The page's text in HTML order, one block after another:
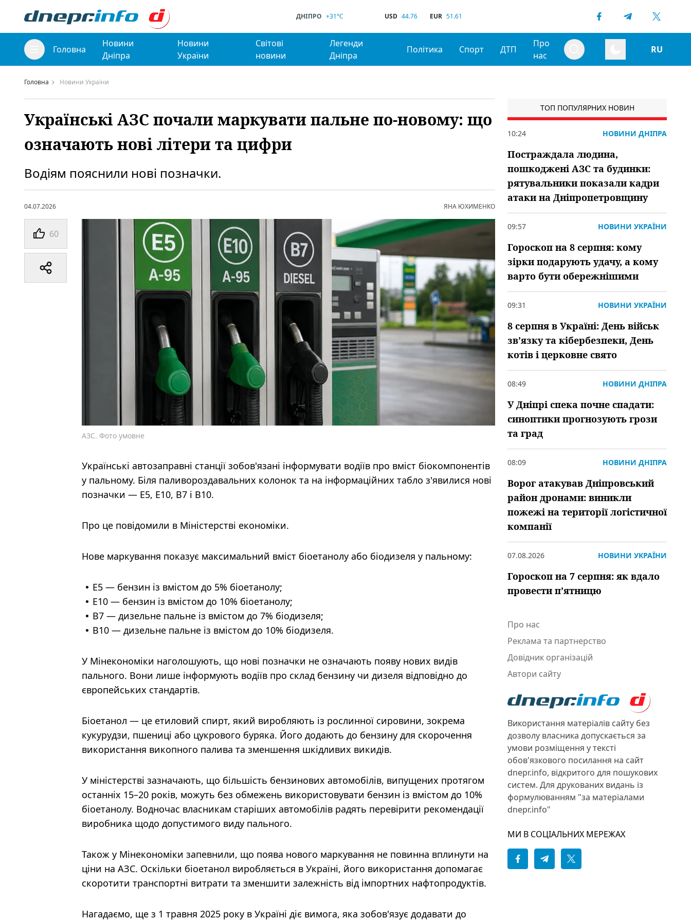
ДНІПРО +31°C USD 44.76 EUR 51.61
Головна
Новини
Дніпра
Новини
України
Світові
новини
Легенди
Дніпра
Політика Спорт ДТП
Про
нас
RU
Головна Новини України
Українські АЗС почали маркувати пальне по-новому: що
означають нові літери та цифри
Водіям пояснили нові позначки.
04.07.2026 ЯНА ЮХИМЕНКО
60
АЗС. Фото умовне
Українські автозаправні станції зобов'язані інформувати водіїв про вміст біокомпонентів
у пальному. Біля паливороздавальних колонок та на інформаційних табло з'явилися нові
позначки — E5, E10, B7 і B10.
Про це повідомили в Міністерстві економіки.
Нове маркування показує максимальний вміст біоетанолу або біодизеля у пальному:
E5 — бензин із вмістом до 5% біоетанолу;
E10 — бензин із вмістом до 10% біоетанолу;
B7 — дизельне пальне із вмістом до 7% біодизеля;
B10 — дизельне пальне із вмістом до 10% біодизеля.
У Мінекономіки наголошують, що нові позначки не означають появу нових видів
пального. Вони лише інформують водіїв про склад бензину чи дизеля відповідно до
європейських стандартів.
Біоетанол — це етиловий спирт, який виробляють із рослинної сировини, зокрема
кукурудзи, пшениці або цукрового буряка. Його додають до бензину для скорочення
використання викопного палива та зменшення шкідливих викидів.
У міністерстві зазначають, що більшість бензинових автомобілів, випущених протягом
останніх 15–20 років, можуть без обмежень використовувати бензин із вмістом до 10%
біоетанолу. Водночас власникам старіших автомобілів радять перевірити рекомендації
виробника щодо допустимого виду пального.
Також у Мінекономіки запевнили, що поява нового маркування не повинна вплинути на
ціни на АЗС. Оскільки біоетанол виробляється в Україні, його використання допомагає
скоротити транспортні витрати та зменшити залежність від імпортних нафтопродуктів.
Нагадаємо, ще з 1 травня 2025 року в Україні діє вимога, яка зобов'язує додавати до
ТОП ПОПУЛЯРНИХ НОВИН
10:24 НОВИНИ ДНІПРА
Постраждала людина,
пошкоджені АЗС та будинки:
рятувальники показали кадри
атаки на Дніпропетровщину
09:57 НОВИНИ УКРАЇНИ
Гороскоп на 8 серпня: кому
зірки подарують удачу, а кому
варто бути обережнішими
09:31 НОВИНИ УКРАЇНИ
8 серпня в Україні: День військ
зв’язку та кібербезпеки, День
котів і церковне свято
08:49 НОВИНИ ДНІПРА
У Дніпрі спека почне спадати:
синоптики прогнозують грози
та град
08:09 НОВИНИ ДНІПРА
Ворог атакував Дніпровський
район дронами: виникли
пожежі на території логістичної
компанії
07.08.2026 НОВИНИ УКРАЇНИ
Гороскоп на 7 серпня: як вдало
провести пʼятницю
Про нас
Реклама та партнерство
Довідник організацій
Автори сайту
Використання матеріалів сайту без
дозволу власника допускається за
умови розміщення у тексті
обов'язкового посилання на сайт
dnepr.info, відкритого для пошукових
систем. Для друкованих видань із
формулюванням "за матеріалами
dnepr.info"
МИ В СОЦІАЛЬНИХ МЕРЕЖАХ